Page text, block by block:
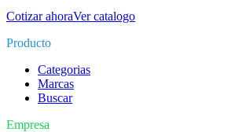
Cotizar ahoraVer catalogo
Producto
Categorias
Marcas
Buscar
Empresa